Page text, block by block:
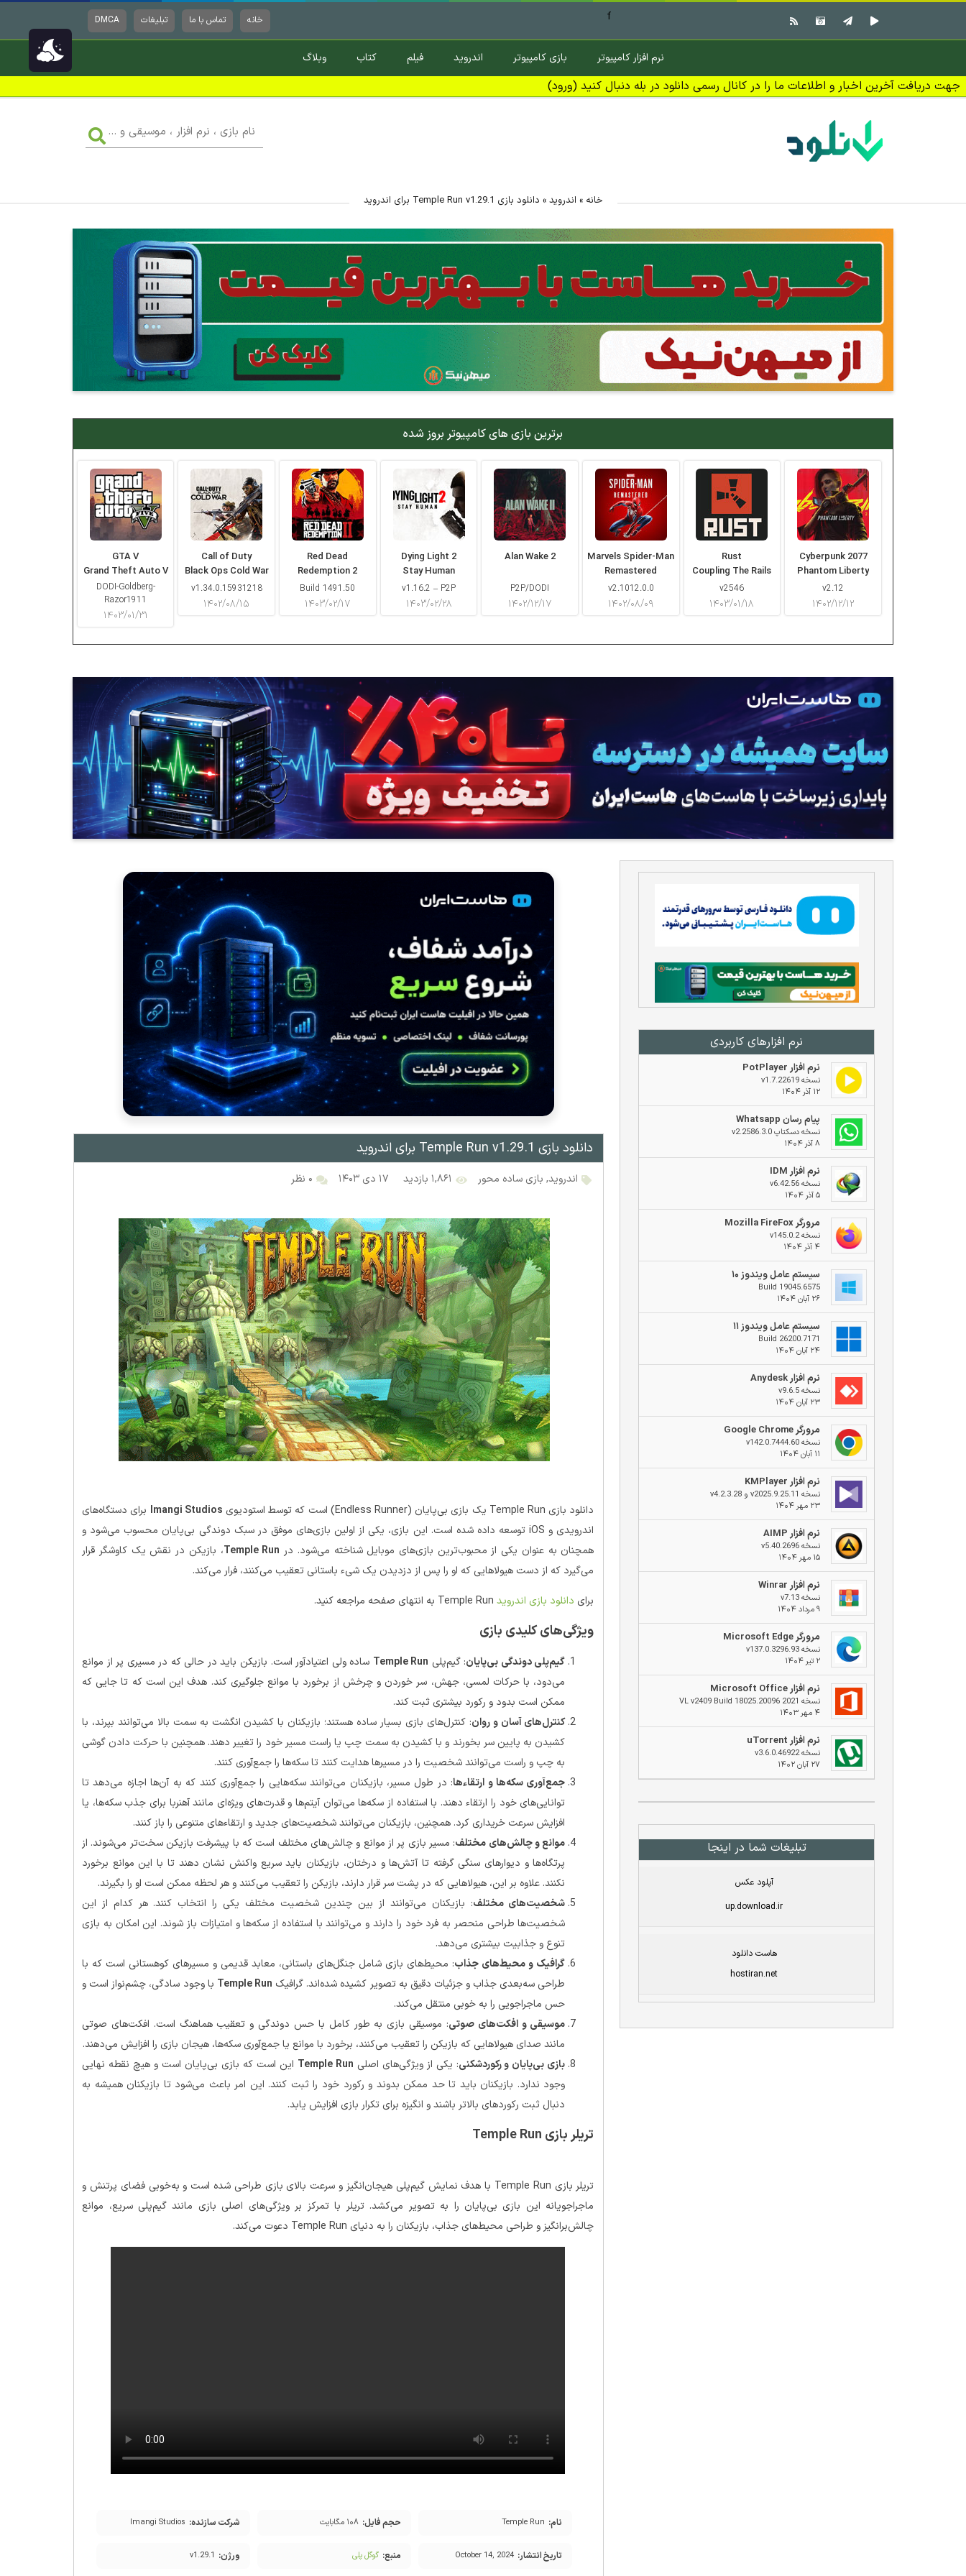
خانه تماس با ما تبلیغات DMCA f
نرم افزار کامپیوتر بازی کامپیوتر اندروید فیلم کتاب وبلاگ
جهت دریافت آخرین اخبار و اطلاعات ما را در کانال رسمی دانلود در بله دنبال کنید (ورود)
بازی
،
خانه » اندروید » دانلود بازی Temple Run v1.29.1 برای اندروید
برترین بازی های کامپیوتر بروز شده
GTA V
Grand Theft Auto V
DODI-Goldberg-
Razor1911
۱۴۰۳/۰۱/۳۱
Call of Duty
Black Ops Cold War
v1.34.0.15931218
۱۴۰۲/۰۸/۱۵
Red Dead
Redemption 2
Build 1491.50
۱۴۰۳/۰۲/۱۷
Dying Light 2
Stay Human
v1.16.2 – P2P
۱۴۰۳/۰۲/۲۸
Alan Wake 2
P2P/DODI
۱۴۰۲/۱۲/۱۷
Marvels Spider-Man
Remastered
v2.1012.0.0
۱۴۰۲/۰۸/۰۹
Rust
Coupling The Rails
v2546
۱۴۰۳/۰۱/۱۸
Cyberpunk 2077
Phantom Liberty
v2.12
۱۴۰۲/۱۲/۱۲
نرم افزار‌های کاربردی
نرم افزار PotPlayer
نسخه v1.7.22619
۱۲ آذر ۱۴۰۴
پیام رسان Whatsapp
نسخه دسکتاپ v2.2586.3.0
۸ آذر ۱۴۰۴
نرم افزار IDM
نسخه v6.42.56
۵ آذر ۱۴۰۴
مرورگر Mozilla FireFox
نسخه v145.0.2
۴ آذر ۱۴۰۴
سیستم عامل ویندوز ۱۰
Build 19045.6575
۲۶ آبان ۱۴۰۴
سیستم عامل ویندوز ۱۱
Build 26200.7171
۲۴ آبان ۱۴۰۴
نرم افزار Anydesk
نسخه v9.6.5
۲۳ آبان ۱۴۰۴
مرورگر Google Chrome
نسخه v142.0.7444.60
۱۱ آبان ۱۴۰۴
نرم افزار KMPlayer
نسخه v2025.9.25.11 و v4.2.3.28
۲۳ مهر ۱۴۰۴
نرم افزار AIMP
نسخه v5.40.2696
۱۵ مهر ۱۴۰۴
نرم افزار Winrar
نسخه v7.13
۹ مرداد ۱۴۰۴
مرورگر Microsoft Edge
نسخه v137.0.3296.93
۲ تیر ۱۴۰۴
نرم افزار Microsoft Office
نسخه 2021 VL v2409 Build 18025.20096
۴ مهر ۱۴۰۳
نرم افزار uTorrent
نسخه v3.6.0.46922
۲۷ آبان ۱۴۰۲
تبلیغات شما در اینجا
آپلود عکس
up.download.ir
هاست دانلود
hostiran.net
دانلود بازی Temple Run v1.29.1 برای اندروید
اندروید, بازی ساده محور ۱,۸۶۱ بازدید ۱۷ دی ۱۴۰۳ ۰ نظر
دانلود بازی Temple Run یک بازی بی‌پایان (Endless Runner) است که توسط استودیوی Imangi Studios برای دستگاه‌های
اندرویدی و iOS توسعه داده شده است. این بازی، یکی از اولین بازی‌های موفق در سبک دوندگی بی‌پایان محسوب می‌شود و
همچنان به عنوان یکی از محبوب‌ترین بازی‌های موبایل شناخته می‌شود. در Temple Run، بازیکن در نقش یک کاوشگر قرار
می‌گیرد که از دست هیولاهایی که او را پس از دزدیدن یک شیء باستانی تعقیب می‌کنند، فرار می‌کند.
برای دانلود بازی اندرویدTemple Run به انتهای صفحه مراجعه کنید.
ویژگی‌های کلیدی بازی
گیم‌پلی دوندگی بی‌پایان: گیم‌پلی Temple Run ساده ولی اعتیادآور است. بازیکن باید در حالی که در مسیری پر از موانع
می‌دود، با حرکات لمسی، جهش، سر خوردن و چرخش از برخورد با موانع جلوگیری کند. هدف این است که تا جایی که
ممکن است بدود و رکورد بیشتری ثبت کند.
کنترل‌های آسان و روان: کنترل‌های بازی بسیار ساده هستند؛ بازیکنان با کشیدن انگشت به سمت بالا می‌توانند بپرند، با
کشیدن به پایین سر بخورند و با کشیدن به سمت چپ یا راست مسیر خود را تغییر دهند. همچنین با حرکت دادن گوشی
به چپ و راست می‌توانند شخصیت را در مسیرها هدایت کنند تا سکه‌ها را جمع‌آوری کنند.
جمع‌آوری سکه‌ها و ارتقاءها: در طول مسیر، بازیکنان می‌توانند سکه‌هایی را جمع‌آوری کنند که به آن‌ها اجازه می‌دهد تا
توانایی‌های خود را ارتقاء دهند. با استفاده از سکه‌ها می‌توان آیتم‌ها و قدرت‌های ویژه‌ای مانند آهنربا برای جذب سکه‌ها، یا
افزایش سرعت خریداری کرد. همچنین، بازیکنان می‌توانند شخصیت‌های جدید و ارتقاءهای متنوعی را باز کنند.
موانع و چالش‌های مختلف: مسیر بازی پر از موانع و چالش‌های مختلف است که با پیشرفت بازیکن سخت‌تر می‌شوند. از
پرتگاه‌ها و دیوارهای سنگی گرفته تا آتش‌ها و درختان، بازیکنان باید سریع واکنش نشان دهند تا با این موانع برخورد
نکنند. علاوه بر این، هیولاهایی که در پشت سر قرار دارند، بازیکن را تعقیب می‌کنند و هر لحظه ممکن است او را بگیرند.
شخصیت‌های مختلف: بازیکنان می‌توانند از بین چندین شخصیت مختلف یکی را انتخاب کنند. هر کدام از این
شخصیت‌ها طراحی منحصر به فرد خود را دارند و می‌توانند با استفاده از سکه‌ها و امتیازات باز شوند. این امکان به بازی
تنوع و جذابیت بیشتری می‌دهد.
گرافیک و محیط‌های جذاب: محیط‌های بازی شامل جنگل‌های باستانی، معابد قدیمی و مسیرهای کوهستانی است که با
طراحی سه‌بعدی جذاب و جزئیات دقیق به تصویر کشیده شده‌اند. گرافیک Temple Run با وجود سادگی، چشم‌نواز است و
حس ماجراجویی را به خوبی منتقل می‌کند.
موسیقی و افکت‌های صوتی: موسیقی بازی به طور کامل با حس دوندگی و تعقیب هماهنگ است. افکت‌های صوتی
مانند صدای هیولاهایی که بازیکن را تعقیب می‌کنند، برخورد با موانع یا جمع‌آوری سکه‌ها، هیجان بازی را افزایش می‌دهند.
بازی بی‌پایان و رکوردشکنی: یکی از ویژگی‌های اصلی Temple Run این است که بازی بی‌پایان است و هیچ نقطه نهایی
وجود ندارد. بازیکنان باید تا حد ممکن بدوند و رکورد خود را ثبت کنند. این امر باعث می‌شود تا بازیکنان همیشه به
دنبال ثبت رکوردهای بالاتر باشند و انگیزه برای تکرار بازی افزایش یابد.
تریلر بازی Temple Run
تریلر بازی Temple Run با هدف نمایش گیم‌پلی هیجان‌انگیز و سرعت بالای بازی طراحی شده است و به‌خوبی فضای پرتنش و
ماجراجویانه این بازی بی‌پایان را به تصویر می‌کشد. تریلر با تمرکز بر ویژگی‌های اصلی بازی مانند گیم‌پلی سریع، موانع
چالش‌برانگیز و طراحی محیط‌های جذاب، بازیکنان را به دنیای Temple Run دعوت می‌کند.
نام: Temple Run حجم فایل: ۱۰۸ مگابایت شرکت سازنده: Imangi Studios
تاریخ انتشار: October 14, 2024 منبع: گوگل پلی ورژن: v1.29.1